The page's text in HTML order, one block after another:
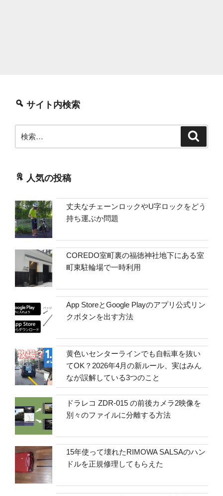
サイト内検索
索:
人気の投稿
丈夫なチェーンロックやU字ロックをどう
持ち運ぶか問題
COREDO室町裏の福徳神社地下にある室
町東駐輪場で一時利用
App StoreとGoogle Playのアプリ公式リン
クボタンを出す方法
黄色いセンターラインでも自転車を抜い
てOK？2026年4月の新ルール、実はみん
なが誤解している3つのこと
ドラレコ ZDR-015 の前後カメラ2映像を
別々のファイルに分離する方法
15年使って壊れたRIMOWA SALSAのハン
ドルを正規修理してもらえた